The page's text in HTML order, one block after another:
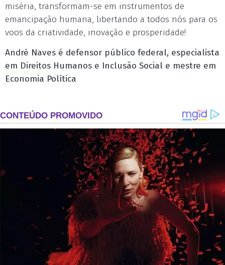
miséria, transformam-se em instrumentos de
emancipação humana, libertando a todos nós para os
voos da criatividade, inovação e prosperidade!
André Naves é defensor público federal, especialista
em Direitos Humanos e Inclusão Social e mestre em
Economia Política